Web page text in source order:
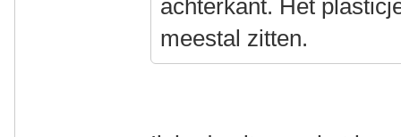
achterkant. Het
meestal zitten.